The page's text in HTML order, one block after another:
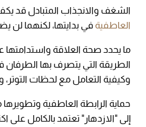
الشغف والانجذاب المتبادل قد
العاطفية في بدايتها، لكنهما لن
ما يحدد صحة العلاقة
الطريقة التي يتصرف بها الطرفان في
وكيفية التعامل مع لحظات
حماية الرابطة العاطفية وتطويرها
إلى "الازدهار" تعتمد بالكامل